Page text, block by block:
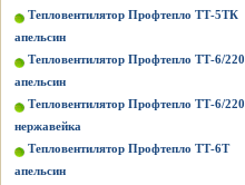
Тепловентилятор Профтепло ТТ-5ТК
апельсин
Тепловентилятор Профтепло ТТ-6/220
апельсин
Тепловентилятор Профтепло ТТ-6/220
нержавейка
Тепловентилятор Профтепло ТТ-6Т
апельсин